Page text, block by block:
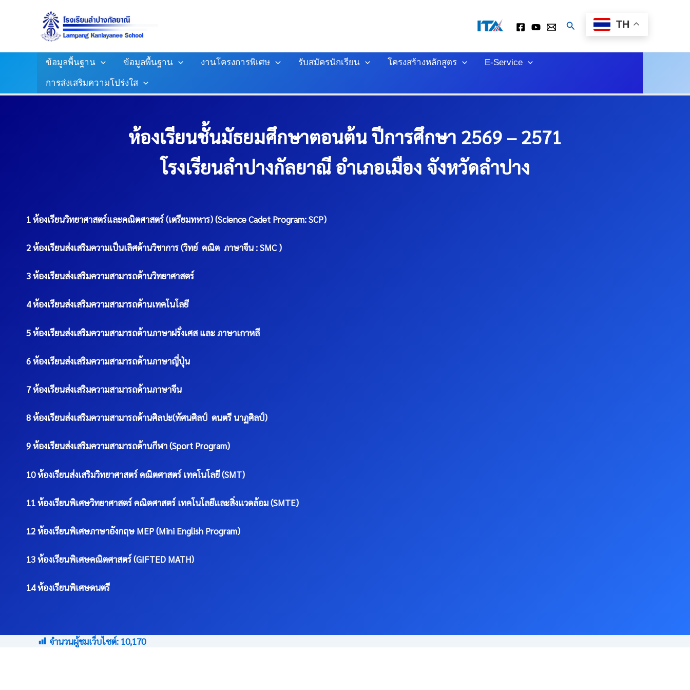
Search TH
ข้อมูลพื้นฐาน ข้อมูลพื้นฐาน งานโครงการพิเศษ รับสมัครนักเรียน โครงสร้างหลักสูตร E-Service
การส่งเสริมความโปร่งใส
ห้องเรียนชั้นมัธยมศึกษาตอนต้น ปีการศึกษา 2569 – 2571
โรงเรียนลำปางกัลยาณี อำเภอเมือง จังหวัดลำปาง
1 ห้องเรียนวิทยาศาสตร์และคณิตศาสตร์ (เตรียมทหาร) (Science Cadet Program: SCP)
2 ห้องเรียนส่งเสริมความเป็นเลิศด้านวิชาการ (วิทย์ คณิต ภาษาจีน : SMC )
3 ห้องเรียนส่งเสริมความสามารถด้านวิทยาศาสตร์
4 ห้องเรียนส่งเสริมความสามารถด้านเทคโนโลยี
5 ห้องเรียนส่งเสริมความสามารถด้านภาษาฝรั่งเศส และ ภาษาเกาหลี
6 ห้องเรียนส่งเสริมความสามารถด้านภาษาญี่ปุ่น
7 ห้องเรียนส่งเสริมความสามารถด้านภาษาจีน
8 ห้องเรียนส่งเสริมความสามารถด้านศิลปะ(ทัศนศิลป์ ดนตรี นาฏศิลป์)
9 ห้องเรียนส่งเสริมความสามารถด้านกีฬา (Sport Program)
10 ห้องเรียนส่งเสริมวิทยาศาสตร์ คณิตศาสตร์ เทคโนโลยี (SMT)
11 ห้องเรียนพิเศษวิทยาศาสตร์ คณิตศาสตร์ เทคโนโลยีและสิ่งแวดล้อม (SMTE)
12 ห้องเรียนพิเศษภาษาอังกฤษ MEP (Mini English Program)
13 ห้องเรียนพิเศษคณิตศาสตร์ (GIFTED MATH)
14 ห้องเรียนพิเศษดนตรี
จำนวนผู้ชมเว็บไซต์: 10,170